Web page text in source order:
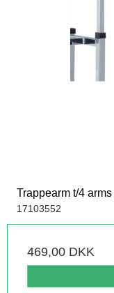
Trappearm t/4
17103552
469,00 DKK